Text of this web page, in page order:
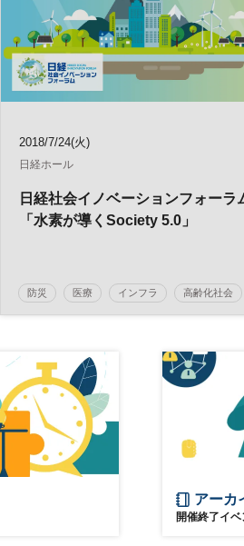
2018/7/24(火)
日経ホール
日経社会イノベーションフォーラ
「水素が導くSociety 5.0」
防災 医療 インフラ 高齢化社会
日経社会イノベーションフォーラム
Society5.0
アーカ
開催終了イ